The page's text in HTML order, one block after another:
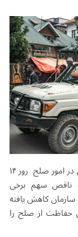
ژان پی‌یِر لاکروا معاون دبیرکل سازمان ملل در امور صلح روز ۱۴
ناقص سهم برخی
کاهش یافته
حفاظت از صلح را